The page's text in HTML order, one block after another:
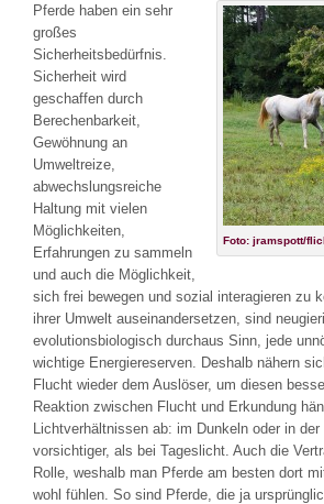
Foto: jramspott/
Pferde haben ein sehr
großes
Sicherheitsbedürfnis.
Sicherheit wird
geschaffen durch
Berechenbarkeit,
Gewöhnung an
Umweltreize,
abwechslungsreiche
Haltung mit vielen
Möglichkeiten,
Erfahrungen zu sammeln
und auch die Möglichkeit,
sich frei bewegen und sozial interagieren zu
ihrer Umwelt auseinandersetzen, sind
evolutionsbiologisch durchaus Sinn, jede
wichtige Energiereserven. Deshalb nähern
Flucht wieder dem Auslöser, um diesen
Reaktion zwischen Flucht und Erkundung
Lichtverhältnissen ab: im Dunkeln oder in
vorsichtiger, als bei Tageslicht. Auch die
Rolle, weshalb man Pferde am besten dort
wohl fühlen. So sind Pferde, die ja